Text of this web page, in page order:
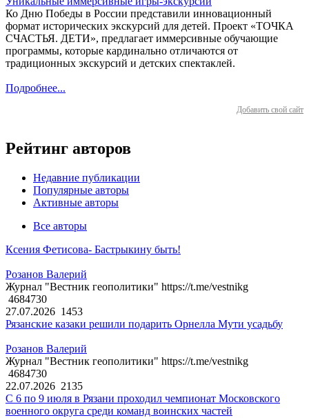
Ко Дню Победы в России представили инновационный
формат исторических экскурсий для детей. Проект «ТОЧКА
СЧАСТЬЯ. ДЕТИ», предлагает иммерсивные обучающие
программы, которые кардинально отличаются от
традиционных экскурсий и детских спектаклей.
Подробнее...
Добавить свой сайт
Рейтинг авторов
Недавние публикации
Популярные авторы
Активные авторы
Все авторы
Ксения Фетисова- Бастрыкину быть!
Розанов Валерий
Журнал "Вестник геополитики" https://t.me/vestnikg
4684730
27.07.2026 1453
Рязанские казаки решили подарить Орнелла Мути усадьбу
Розанов Валерий
Журнал "Вестник геополитики" https://t.me/vestnikg
4684730
22.07.2026 2135
С 6 по 9 июля в Рязани проходил чемпионат Московского
военного округа среди команд воинских частей